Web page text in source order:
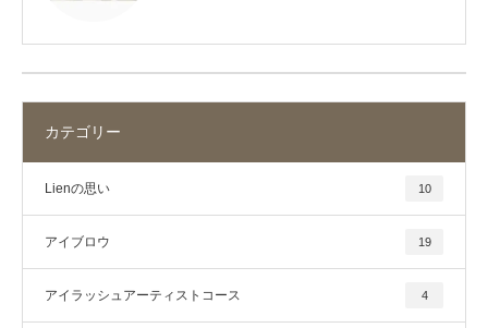
カテゴリー
Lienの思い 10
アイブロウ 19
アイラッシュアーティストコース 4